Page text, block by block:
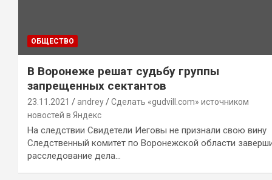
ОБЩЕСТВО
В Воронеже решат судьбу группы
запрещенных сектантов
23.11.2021 andrey
Сделать «gudvill.com» источником
новостей в Яндекс
На следствии Свидетели Иеговы не признали свою вину
Следственный комитет по Воронежской области
расследование дела…